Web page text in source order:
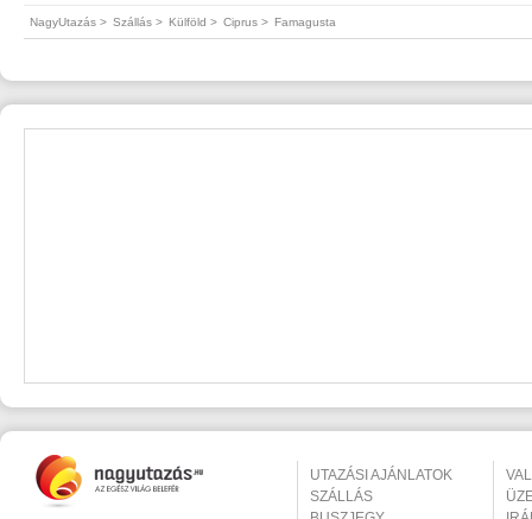
NagyUtazás > Szállás > Külföld > Ciprus > Famagusta
UTAZÁSI AJÁNLATOK
SZÁLLÁS